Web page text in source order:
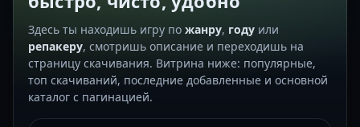
Здесь ты находишь игру по жанру, году или
репакеру, смотришь описание и переходишь на
страницу скачивания. Витрина ниже: популярные,
топ скачиваний, последние добавленные и основной
каталог с пагинацией.